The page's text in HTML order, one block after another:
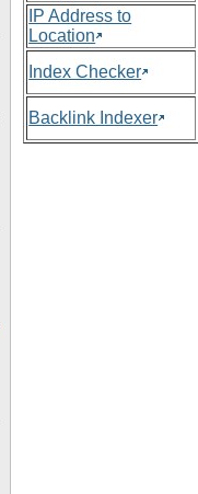
IP Address to
Location
Index Checker
Backlink Indexer